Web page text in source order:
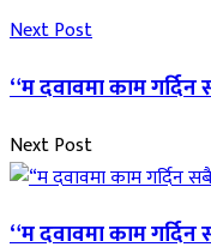
Next Post
“म दवावमा काम
Next Post
“म दवावमा काम